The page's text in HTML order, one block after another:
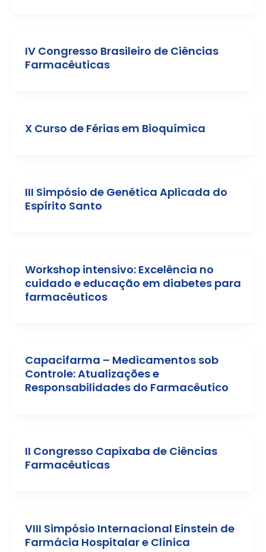
IV Congresso Brasileiro de Ciências
Farmacêuticas
X Curso de Férias em Bioquímica
III Simpósio de Genética Aplicada do
Espírito Santo
Workshop intensivo: Excelência no
cuidado e educação em diabetes para
farmacêuticos
Capacifarma – Medicamentos sob
Controle: Atualizações e
Responsabilidades do Farmacêutico
II Congresso Capixaba de Ciências
Farmacêuticas
VIII Simpósio Internacional Einstein de
Farmácia Hospitalar e Clínica